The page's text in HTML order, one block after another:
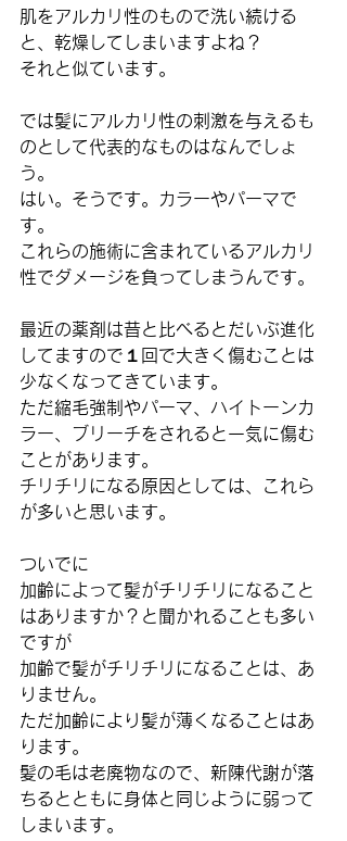
肌をアルカリ性のもので洗い続ける
と、乾燥してしまいますよね？
それと似ています。
では髪にアルカリ性の刺激を与えるも
のとして代表的なものはなんでしょ
う。
はい。そうです。カラーやパーマで
す。
これらの施術に含まれているアルカリ
性でダメージを負ってしまうんです。
最近の薬剤は昔と比べるとだいぶ進化
してますので１回で大きく傷むことは
少なくなってきています。
ただ縮毛強制やパーマ、ハイトーンカ
ラー、ブリーチをされると一気に傷む
ことがあります。
チリチリになる原因としては、これら
が多いと思います。
ついでに
加齢によって髪がチリチリになること
はありますか？と聞かれることも多い
ですが
加齢で髪がチリチリになることは、あ
りません。
ただ加齢により髪が薄くなることはあ
ります。
髪の毛は老廃物なので、新陳代謝が落
ちるとともに身体と同じように弱って
しまいます。